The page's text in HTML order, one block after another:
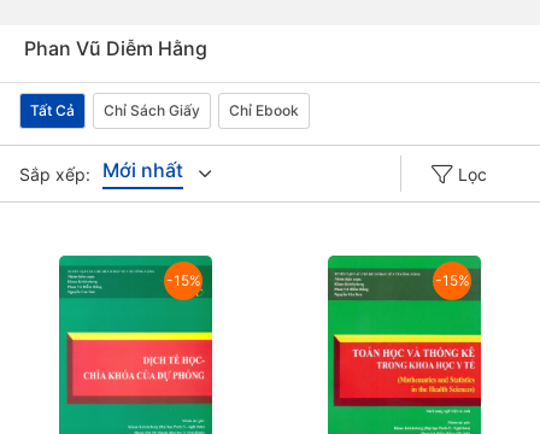
Phan Vũ Diễm Hằng
Tất Cả Chỉ Sách Giấy Chỉ Ebook
Sắp xếp: Mới nhất Lọc
Giá thấp đần
Năm xuất bản
Mới nhất
-15% -15%